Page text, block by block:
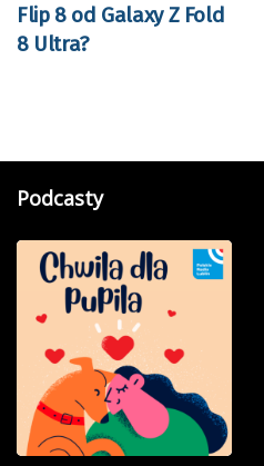
Flip 8 od Galaxy Z Fold
8 Ultra?
Podcasty